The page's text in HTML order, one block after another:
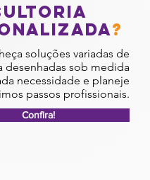
?
soluções variadas de
desenhadas sob medida
necessidade e planeje
passos profissionais.
Confira!